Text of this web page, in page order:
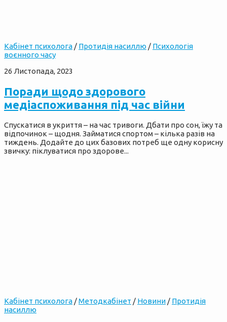
Кабінет психолога / Протидія насиллю / Психологія
воєнного часу
26 Листопада, 2023
Поради щодо здорового
медіаспоживання під час війни
Спускатися в укриття – на час тривоги. Дбати про сон, їжу та
відпочинок – щодня. Займатися спортом – кілька разів на
тиждень. Додайте до цих базових потреб ще одну корисну
звичку: піклуватися про здорове...
Кабінет психолога /Методкабінет / Новини / Протидія
насиллю